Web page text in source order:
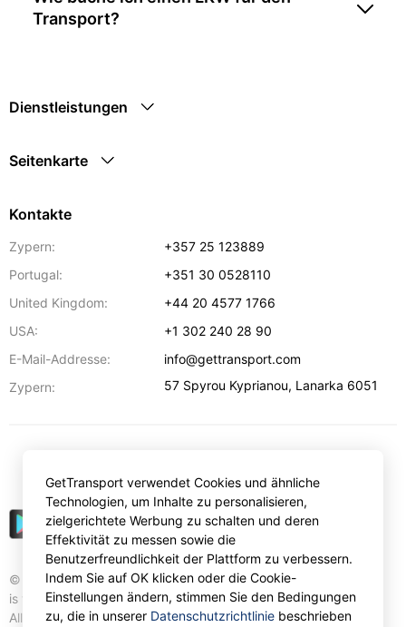
Transport?
Dienstleistungen
Seitenkarte
Kontakte
Zypern:
+357 25 123889
Portugal:
+351 30 0528110
United Kingdom:
+44 20 4577 1766
USA:
+1 302 240 28 90
E-Mail-Addresse:
info@gettransport.com
Zypern:
57 Spyrou Kyprianou, Lanarka 6051
© Gettransport International Limited. GetTransport®
is trademark of Gettransport International Limited.
All rights reserved.
GetTransport verwendet Cookies und ähnliche
Technologien, um Inhalte zu personalisieren,
zielgerichtete Werbung zu schalten und deren
Effektivität zu messen sowie die
Benutzerfreundlichkeit der Plattform zu verbessern.
Indem Sie auf OK klicken oder die Cookie-
Einstellungen ändern, stimmen Sie den Bedingungen
zu, die in unserer Datenschutzrichtlinie beschrieben